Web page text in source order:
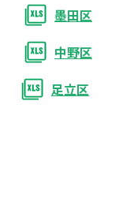
墨田区
中野区
足立区